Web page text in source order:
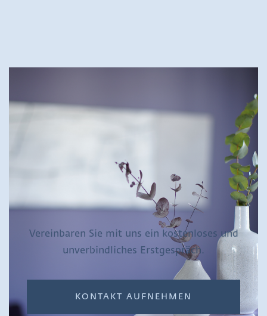
Vereinbaren Sie mit uns ein kostenloses und
unverbindliches Erstgespräch.
KONTAKT AUFNEHMEN